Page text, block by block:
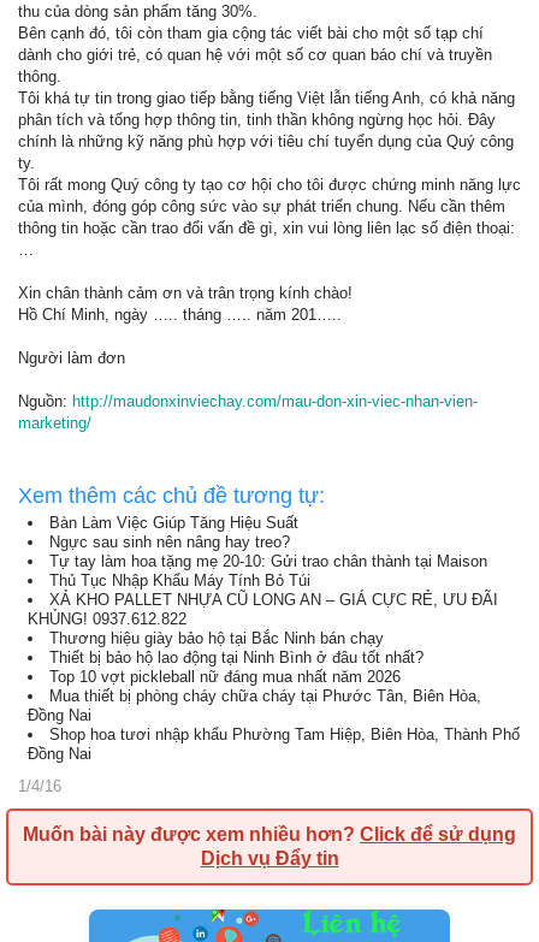
thu của dòng sản phẩm tăng 30%.
Bên cạnh đó, tôi còn tham gia cộng tác viết bài cho một số tạp chí
dành cho giới trẻ, có quan hệ với một số cơ quan báo chí và truyền
thông.
Tôi khá tự tin trong giao tiếp bằng tiếng Việt lẫn tiếng Anh, có khả năng
phân tích và tổng hợp thông tin, tinh thần không ngừng học hỏi. Đây
chính là những kỹ năng phù hợp với tiêu chí tuyển dụng của Quý công
ty.
Tôi rất mong Quý công ty tạo cơ hội cho tôi được chứng minh năng lực
của mình, đóng góp công sức vào sự phát triển chung. Nếu cần thêm
thông tin hoặc cần trao đổi vấn đề gì, xin vui lòng liên lạc số điện thoại:
…
Xin chân thành cảm ơn và trân trọng kính chào!
Hồ Chí Minh, ngày ….. tháng ….. năm 201…..
Người làm đơn
Nguồn: http://maudonxinviechay.com/mau-don-xin-viec-nhan-vien-
marketing/
Xem thêm các chủ đề tương tự:
Bàn Làm Việc Giúp Tăng Hiệu Suất
Ngực sau sinh nên nâng hay treo?
Tự tay làm hoa tặng mẹ 20-10: Gửi trao chân thành tại Maison
Thủ Tục Nhập Khẩu Máy Tính Bỏ Túi
XẢ KHO PALLET NHỰA CŨ LONG AN – GIÁ CỰC RẺ, ƯU ĐÃI
KHỦNG! 0937.612.822
Thương hiệu giày bảo hộ tại Bắc Ninh bán chạy
Thiết bị bảo hộ lao động tại Ninh Bình ở đâu tốt nhất?
Top 10 vợt pickleball nữ đáng mua nhất năm 2026
Mua thiết bị phòng cháy chữa cháy tại Phước Tân, Biên Hòa,
Đồng Nai
Shop hoa tươi nhập khẩu Phường Tam Hiệp, Biên Hòa, Thành Phố
Đồng Nai
1/4/16
Muốn bài này được xem nhiều hơn? Click để sử dụng
Dịch vụ Đẩy tin